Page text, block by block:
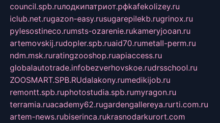
council.spb.ruлодкипатриот.рфkafekolizey.ru
iclub.net.rugazon-easy.rusugarepilekb.rugrinox.ru
pylesostineco.rumsts-ozarenie.rukameryjooan.ru
artemovskij.rudopler.spb.ruaid70.rumetall-perm.ru
ndm.msk.ruratingzooshop.ruapiaccess.ru
globalautotrade.infobezverhovskoe.rudrsschool.ru
ZOOSMART.SPB.RUdalakony.rumedikijob.ru
remontt.spb.ruphotostudia.spb.rumyragon.ru
terramia.ruacademy62.rugardengallereya.rurti.com.ru
artem-news.rubiserinca.rukrasnodarkurort.com